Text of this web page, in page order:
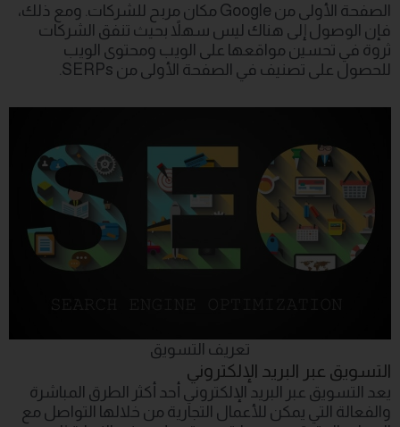
الصفحة الأولى من Google مكان مربح للشركات. ومع ذلك،
فإن الوصول إلى هناك ليس سهلاً بحيث تنفق الشركات
ثروة في تحسين مواقعها على الويب ومحتوى الويب
للحصول على تصنيف في الصفحة الأولى من SERPs.
تعريف التسويق
التسويق عبر البريد الإلكتروني
يعد التسويق عبر البريد الإلكتروني أحد أكثر الطرق المباشرة
والفعالة التي يمكن للأعمال التجارية من خلالها التواصل مع